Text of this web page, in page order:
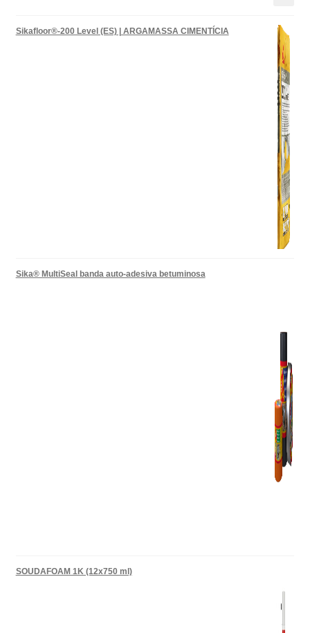
Sikafloor®-200 Level (ES) | ARGAMASSA CIMENTÍCIA
Sika® MultiSeal banda auto-adesiva betuminosa
SOUDAFOAM 1K (12x750 ml)